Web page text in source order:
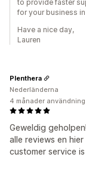
to provide faster
for your business
Have a nice day,
Lauren
Geweldig
alle reviews en
customer service
Plenthera
Nederländerna
4 månader användning